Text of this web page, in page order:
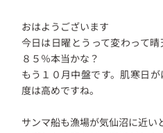
おはようございます
今日は日曜とうって変わって
８５％本当かな？
もう１０月中盤です。肌寒日
度は高めですね。
サンマ船も漁場が気仙沼に近い